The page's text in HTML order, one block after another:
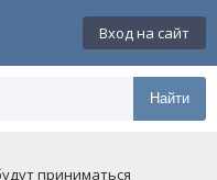
Вход на сайт
Найти
приниматься